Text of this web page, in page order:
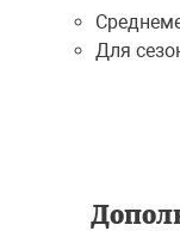
Для